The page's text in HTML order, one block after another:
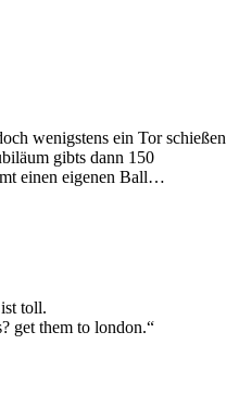
wenigstens ein Tor schießen
gibts dann 150
einen eigenen Ball…
toll.
get them to london.“